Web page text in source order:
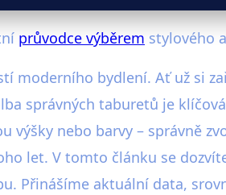
průvodce výběrem stylového
moderního bydlení. Ať už si
správných taburetů je
výšky nebo barvy – správně
let. V tomto článku se
Přinášíme aktuální data,